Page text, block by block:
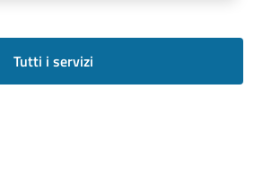
Tutti i servizi